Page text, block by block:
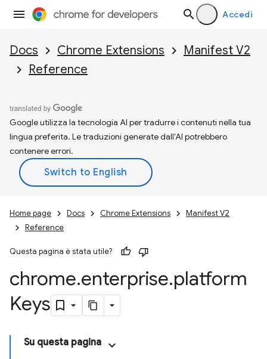
Accedi
Docs Chrome Extensions
Manifest V2
Reference
Google utilizza la tecnologia AI per tradurre i contenuti nella tua
lingua preferita. Le traduzioni generate dall'AI potrebbero
contenere errori.
Home page Docs Chrome Extensions
Manifest V2
Reference
Questa pagina è stata utile?
chrome.enterprise.platform
Keys
Su questa pagina